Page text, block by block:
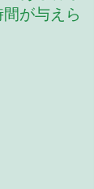
が与えら